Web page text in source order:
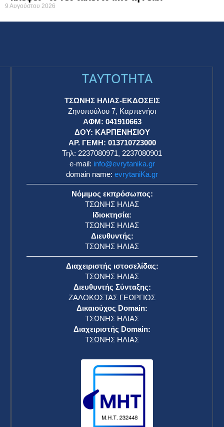
9 Αυγούστου 2026
TAYTOTHTA
ΤΣΩΝΗΣ ΗΛΙΑΣ-ΕΚΔΟΣΕΙΣ
Ζηνοπούλου 7, Καρπενήσι
ΑΦΜ: 041910663
ΔΟΥ: ΚΑΡΠΕΝΗΣΙΟΥ
ΑΡ. ΓΕΜΗ: 013710723000
Τηλ: 2237080971, 2237080901
e-mail: info@evrytanika.gr
domain name: evrytaniKa.gr
Νόμιμος εκπρόσωπος:
ΤΣΩΝΗΣ ΗΛΙΑΣ
Ιδιοκτησία:
ΤΣΩΝΗΣ ΗΛΙΑΣ
Διευθυντής:
ΤΣΩΝΗΣ ΗΛΙΑΣ
Διαχειριστής ιστοσελίδας:
ΤΣΩΝΗΣ ΗΛΙΑΣ
Διευθυντής Σύνταξης:
ΖΑΛΟΚΩΣΤΑΣ ΓΕΩΡΓΙΟΣ
Δικαιούχος Domain:
ΤΣΩΝΗΣ ΗΛΙΑΣ
Διαχειριστής Domain:
ΤΣΩΝΗΣ ΗΛΙΑΣ